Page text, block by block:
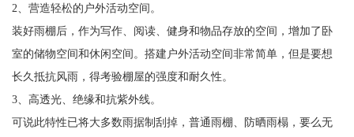
2、营造轻松的户外活动空间。
装好雨棚后，作为写作、阅读、健身和物品存放的空间，增加了卧
室的储物空间和休闲空间。搭建户外活动空间非常简单，但是要想
长久抵抗风雨，得考验棚屋的强度和耐久性。
3、高透光、绝缘和抗紫外线。
可说此特性已将大多数雨据制刮掉，普通雨棚、防晒雨榻，要么无